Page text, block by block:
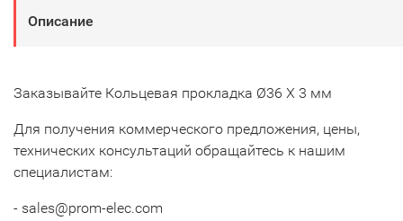
Описание
Заказывайте Кольцевая прокладка Ø36 X 3 мм
Для получения коммерческого предложения, цены,
технических консультаций обращайтесь к нашим
специалистам:
- sales@prom-elec.com